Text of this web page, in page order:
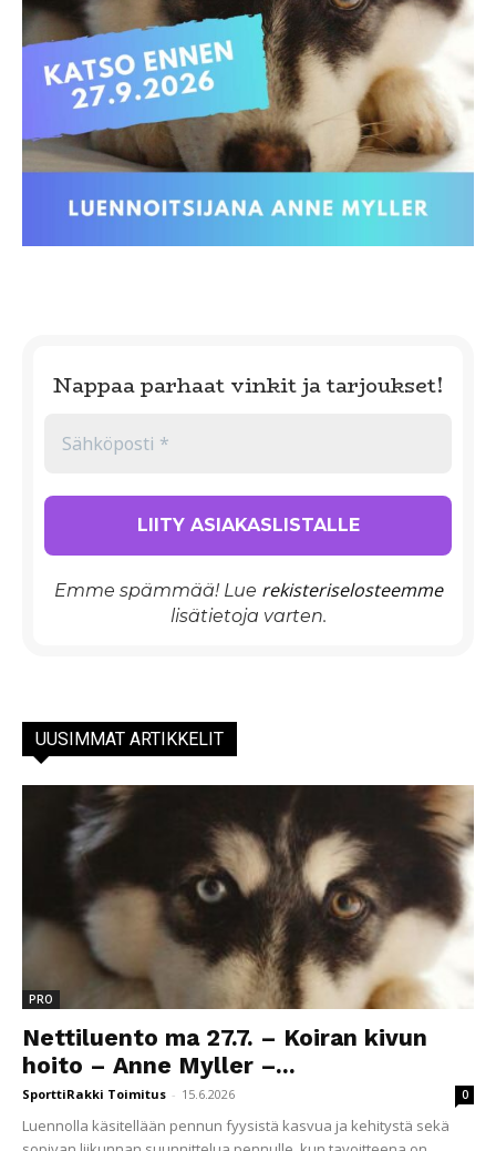
Nappaa parhaat vinkit ja tarjoukset!
Emme spämmää! Lue rekisteriselosteemme
lisätietoja varten.
UUSIMMAT ARTIKKELIT
PRO
Nettiluento ma 27.7. – Koiran kivun
hoito – Anne Myller –...
SporttiRakki Toimitus - 15.6.2026 0
Luennolla käsitellään pennun fyysistä kasvua ja kehitystä sekä